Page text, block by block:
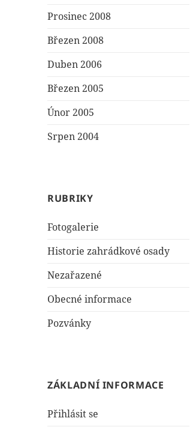
Prosinec 2008
Březen 2008
Duben 2006
Březen 2005
Únor 2005
Srpen 2004
RUBRIKY
Fotogalerie
Historie zahrádkové osady
Nezařazené
Obecné informace
Pozvánky
ZÁKLADNÍ INFORMACE
Přihlásit se